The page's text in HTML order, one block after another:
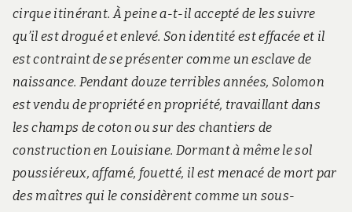
cirque itinérant. À peine a-t-il accepté de les suivre
qu’il est drogué et enlevé. Son identité est effacée et il
est contraint de se présenter comme un esclave de
naissance. Pendant douze terribles années, Solomon
est vendu de propriété en propriété, travaillant dans
les champs de coton ou sur des chantiers de
construction en Louisiane. Dormant à même le sol
poussiéreux, affamé, fouetté, il est menacé de mort par
des maîtres qui le considèrent comme un sous-